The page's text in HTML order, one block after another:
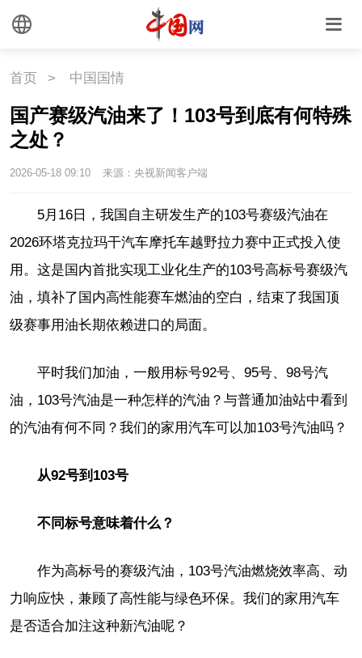
首页 > 中国国情
国产赛级汽油来了！103号到底有何特殊
之处？
2026-05-18 09:10 来源：央视新闻客户端
5月16日，我国自主研发生产的103号赛级汽油在
2026环塔克拉玛干汽车摩托车越野拉力赛中正式投入使
用。这是国内首批实现工业化生产的103号高标号赛级汽
油，填补了国内高性能赛车燃油的空白，结束了我国顶
级赛事用油长期依赖进口的局面。
平时我们加油，一般用标号92号、95号、98号汽
油，103号汽油是一种怎样的汽油？与普通加油站中看到
的汽油有何不同？我们的家用汽车可以加103号汽油吗？
从92号到103号
不同标号意味着什么？
作为高标号的赛级汽油，103号汽油燃烧效率高、动
力响应快，兼顾了高性能与绿色环保。我们的家用汽车
是否适合加注这种新汽油呢？